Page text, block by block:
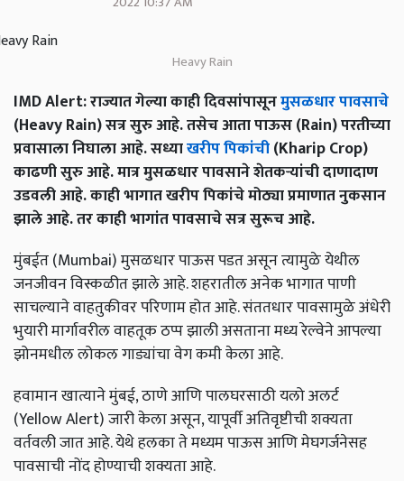
Heavy Rain
IMD Alert: राज्यात गेल्या काही दिवसांपासूनमुसळधार पावसाचे
(Heavy Rain) सत्र सुरु आहे. तसेच आता पाऊस (Rain) परतीच्या
प्रवासाला निघाला आहे. सध्याखरीप पिकांची(Kharip Crop)
काढणी सुरु आहे. मात्र मुसळधार पावसाने शेतकऱ्यांची दाणादाण
उडवली आहे. काही भागात खरीप पिकांचे मोठ्या प्रमाणात नुकसान
झाले आहे. तर काही भागांत पावसाचे सत्र सुरूच आहे.
मुंबईत (Mumbai) मुसळधार पाऊस पडत असून त्यामुळे येथील
जनजीवन विस्कळीत झाले आहे. शहरातील अनेक भागात पाणी
साचल्याने वाहतुकीवर परिणाम होत आहे. संततधार पावसामुळे अंधेरी
भुयारी मार्गावरील वाहतूक ठप्प झाली असताना मध्य रेल्वेने आपल्या
झोनमधील लोकल गाड्यांचा वेग कमी केला आहे.
हवामान खात्याने मुंबई, ठाणे आणि पालघरसाठी यलो अलर्ट
(Yellow Alert) जारी केला असून, यापूर्वी अतिवृष्टीची शक्यता
वर्तवली जात आहे. येथे हलका ते मध्यम पाऊस आणि मेघगर्जनेसह
पावसाची नोंद होण्याची शक्यता आहे.